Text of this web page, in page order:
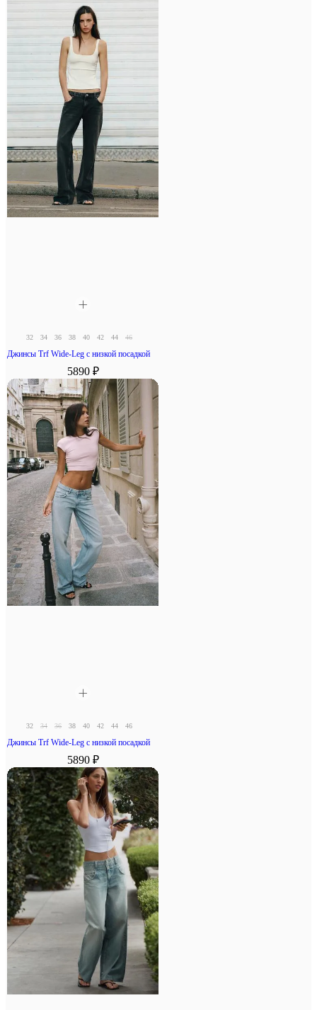
32 34 36 38 40 42 44 46
Джинсы Trf Wide-Leg с низкой посадкой
5890 ₽
32 34 36 38 40 42 44 46
Джинсы Trf Wide-Leg с низкой посадкой
5890 ₽